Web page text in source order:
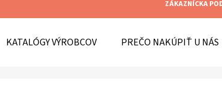
ZÁKAZNÍCKA
KATALÓGY VÝROBCOV PREČO NAKÚPIŤ U NÁS